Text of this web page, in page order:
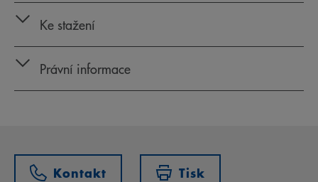
Ke stažení
Právní informace
Kontakt Tisk